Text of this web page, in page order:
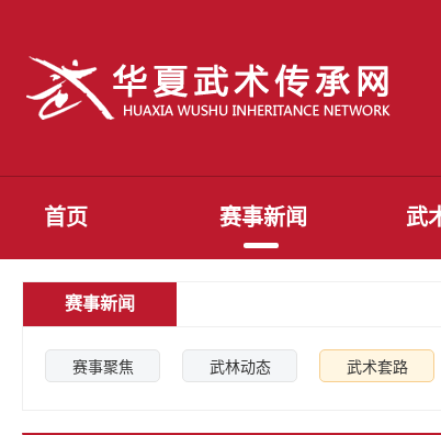
首页 赛事新闻 武
赛事新闻
赛事聚焦 武林动态 武术套路